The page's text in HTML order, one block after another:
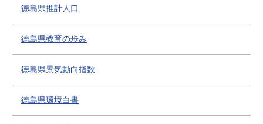
徳島県推計人口
徳島県教育の歩み
徳島県景気動向指数
徳島県環境白書